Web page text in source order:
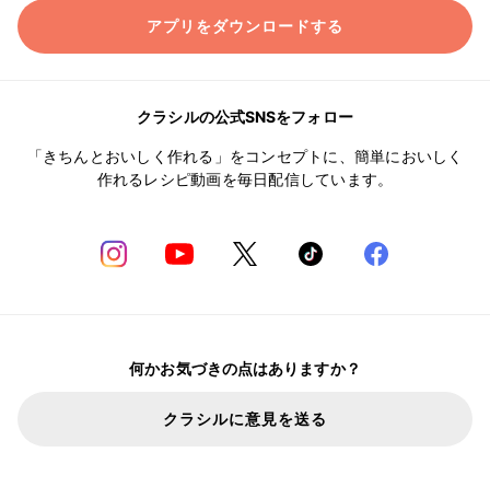
アプリをダウンロードする
クラシルの公式SNSをフォロー
「きちんとおいしく作れる」をコンセプトに、簡単においしく
作れるレシピ動画を毎日配信しています。
何かお気づきの点はありますか？
クラシルに意見を送る